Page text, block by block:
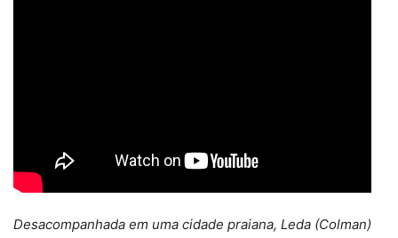
Desacompanhada em uma cidade praiana, Leda (Colman)